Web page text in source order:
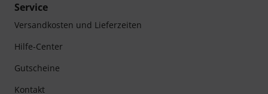
Service
Versandkosten und Lieferzeiten
Hilfe-Center
Gutscheine
Kontakt